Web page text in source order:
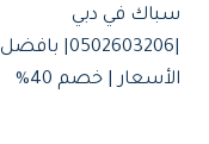
المقالات
سباك في دبي
|0502603206| بافضل
الأسعار | خصم 40%